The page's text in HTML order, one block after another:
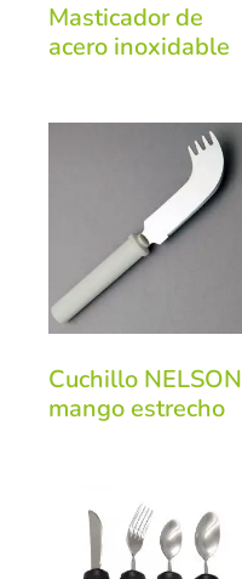
Masticador de
acero inoxidable
Cuchillo NELSON
mango estrecho